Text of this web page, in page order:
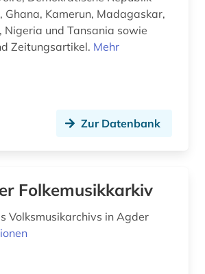
fachdidaktik (1)
fachinformationsdienst (2)
(1)
feminismus (1)
Ghana, Kamerun, Madagaskar,
Nigeria und Tansania sowie
Zeitungsartikel. Mehr
Zur Datenbank
Folkemusikkarkiv
Volksmusikarchivs in Agder